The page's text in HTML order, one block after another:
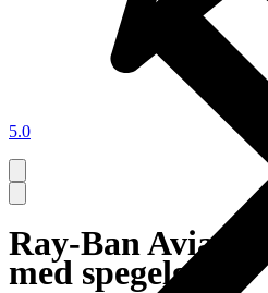
5.0
Ray-Ban Aviator
med spegelglas